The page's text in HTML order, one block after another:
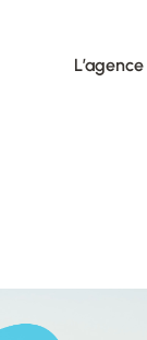
L’agence